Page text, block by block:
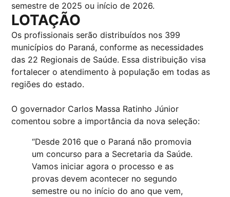
semestre de 2025 ou início de 2026.
LOTAÇÃO
Os profissionais serão distribuídos nos 399
municípios do Paraná, conforme as necessidades
das 22 Regionais de Saúde. Essa distribuição visa
fortalecer o atendimento à população em todas as
regiões do estado.
O governador Carlos Massa Ratinho Júnior
comentou sobre a importância da nova seleção:
“Desde 2016 que o Paraná não promovia
um concurso para a Secretaria da Saúde.
Vamos iniciar agora o processo e as
provas devem acontecer no segundo
semestre ou no início do ano que vem,